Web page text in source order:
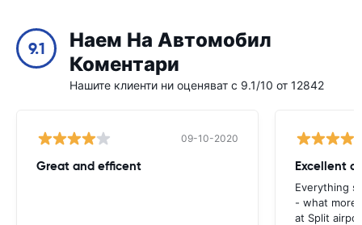
9.1
Наем На Автомобил
Коментари
Нашите клиенти ни оценяват с 9.1/10 от 12842
09-10-2020
Great and efficent Excellent
Everything
- what more
at Split